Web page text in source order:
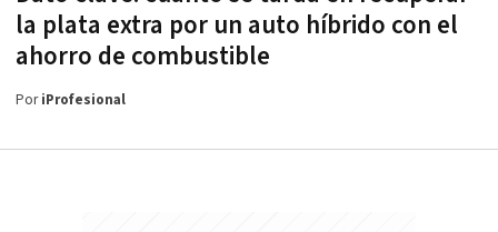
la plata extra por un auto híbrido con el
ahorro de combustible
PoriProfesional